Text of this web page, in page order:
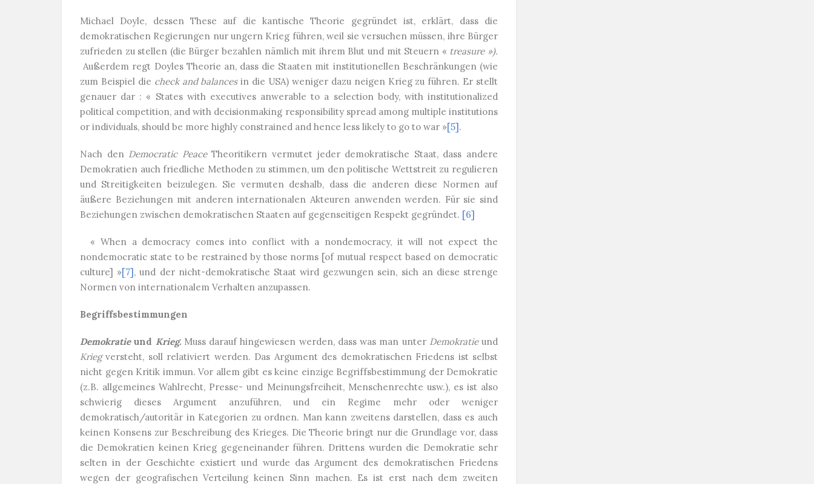
Michael Doyle, dessen These auf die kantische Theorie gegründet ist, erklärt, dass die
demokratischen Regierungen nur ungern Krieg führen, weil sie versuchen müssen, ihre Bürger
zufrieden zu stellen (die Bürger bezahlen nämlich mit ihrem Blut und mit Steuern « treasure »).
Außerdem regt Doyles Theorie an, dass die Staaten mit institutionellen Beschränkungen (wie
zum Beispiel die check and balancesin die USA) weniger dazu neigen Krieg zu führen. Er stellt
genauer dar : « States with executives anwerable to a selection body, with institutionalized
political competition, and with decisionmaking responsibility spread among multiple institutions
or individuals, should be more highly constrained and hence less likely to go to war »[5].
Nach den Democratic PeaceTheoritikern vermutet jeder demokratische Staat, dass andere
Demokratien auch friedliche Methoden zu stimmen, um den politische Wettstreit zu regulieren
und Streitigkeiten beizulegen. Sie vermuten deshalb, dass die anderen diese Normen auf
äußere Beziehungen mit anderen internationalen Akteuren anwenden werden. Für sie sind
Beziehungen zwischen demokratischen Staaten auf gegenseitigen Respekt gegründet. [6]
« When a democracy comes into conflict with a nondemocracy, it will not expect the
nondemocratic state to be restrained by those norms [of mutual respect based on democratic
culture] »[7], und der nicht-demokratische Staat wird gezwungen sein, sich an diese strenge
Normen von internationalem Verhalten anzupassen.
Begriffsbestimmungen
Demokratieund Krieg. Muss darauf hingewiesen werden, dass was man unter Demokratie und
Kriegversteht, soll relativiert werden. Das Argument des demokratischen Friedens ist selbst
nicht gegen Kritik immun. Vor allem gibt es keine einzige Begriffsbestimmung der Demokratie
(z.B. allgemeines Wahlrecht, Presse- und Meinungsfreiheit, Menschenrechte usw.), es ist also
schwierig dieses Argument anzuführen, und ein Regime mehr oder weniger
demokratisch/autoritär in Kategorien zu ordnen. Man kann zweitens darstellen, dass es auch
keinen Konsens zur Beschreibung des Krieges. Die Theorie bringt nur die Grundlage vor, dass
die Demokratien keinen Krieg gegeneinander führen. Drittens wurden die Demokratie sehr
selten in der Geschichte existiert und wurde das Argument des demokratischen Friedens
wegen der geografischen Verteilung keinen Sinn machen. Es ist erst nach dem zweiten